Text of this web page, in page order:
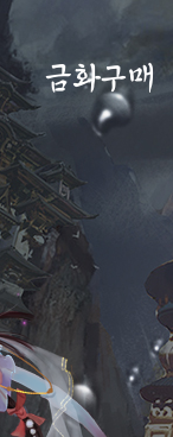
금화구매
금화구매
구매내역
MP교환소